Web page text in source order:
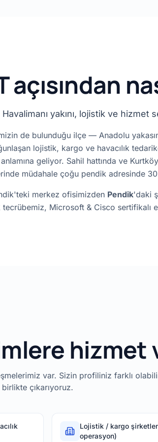
açısından
yakını, lojistik ve
de bulunduğu ilçe — Anadolu
lojistik, kargo ve havacılık
geliyor. Sahil hattında ve
müdahale çoğu pendik adresinde 30
merkez ofisimizden Pendik'daki
tecrübemiz, Microsoft & Cisco
hizmet
var. Sizin profiliniz farklı
çıkarıyoruz.
Lojistik / kargo
operasyon)